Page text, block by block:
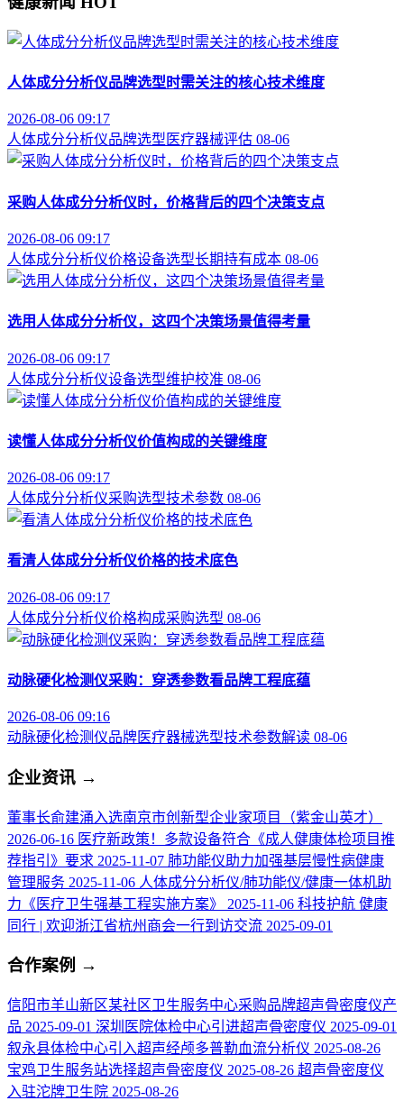
人体成分分析仪品牌选型时需关注的核心技术维度
2026-08-06 09:17
人体成分分析仪品牌选型 医疗器械评估 08-06
采购人体成分分析仪时，价格背后的四个决策支点
2026-08-06 09:17
人体成分分析仪价格设备选型长期持有成本 08-06
选用人体成分分析仪，这四个决策场景值得考量
2026-08-06 09:17
人体成分分析仪设备选型维护校准 08-06
读懂人体成分分析仪价值构成的关键维度
2026-08-06 09:17
人体成分分析仪采购选型技术参数 08-06
看清人体成分分析仪价格的技术底色
2026-08-06 09:17
人体成分分析仪价格构成采购选型 08-06
动脉硬化检测仪采购：穿透参数看品牌工程底蕴
2026-08-06 09:16
动脉硬化检测仪品牌医疗器械选型技术参数解读 08-06
企业资讯 →
董事长俞建涌入选南京市创新型企业家项目（紫金山英才）
2026-06-16 医疗新政策！多款设备符合《成人健康体检项目推
荐指引》要求 2025-11-07 肺功能仪助力加强基层慢性病健康
管理服务 2025-11-06 人体成分分析仪/肺功能仪/健康一体机助
力《医疗卫生强基工程实施方案》
2025-11-06 科技护航 健康
同行 | 欢迎浙江省杭州商会一行到访交流 2025-09-01
合作案例 →
信阳市羊山新区某社区卫生服务中心采购品牌超声骨密度仪产
品 2025-09-01 深圳医院体检中心引进超声骨密度仪 2025-09-01
叙永县体检中心引入超声经颅多普勒血流分析仪 2025-08-26
宝鸡卫生服务站选择超声骨密度仪 2025-08-26 超声骨密度仪
入驻沱牌卫生院 2025-08-26